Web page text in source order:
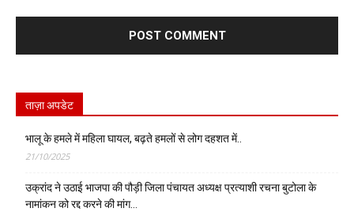
ताज़ा अपडेट
भालू के हमले में महिला घायल, बढ़ते हमलों से लोग दहशत में..
21/10/2025
उक्रांद ने उठाई भाजपा की पौड़ी जिला पंचायत अध्यक्ष प्रत्याशी रचना बुटोला के
नामांकन को रद्द करने की मांग…